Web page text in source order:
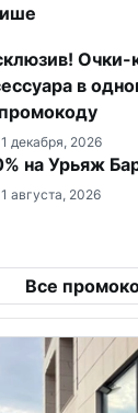
Очки-
в
декабря, 2026
на Урьяж
августа, 2026
Все